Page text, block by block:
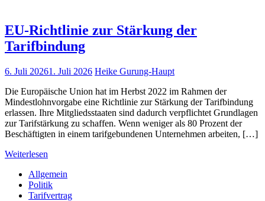
EU-Richtlinie zur Stärkung der
Tarifbindung
6. Juli 20261. Juli 2026 Heike Gurung-Haupt
Die Europäische Union hat im Herbst 2022 im Rahmen der
Mindestlohnvorgabe eine Richtlinie zur Stärkung der Tarifbindung
erlassen. Ihre Mitgliedsstaaten sind dadurch verpflichtet Grundlagen
zur Tarifstärkung zu schaffen. Wenn weniger als 80 Prozent der
Beschäftigten in einem tarifgebundenen Unternehmen arbeiten, […]
Weiterlesen
Allgemein
Politik
Tarifvertrag